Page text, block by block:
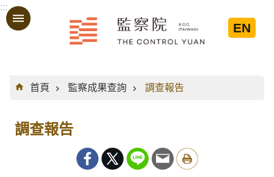
跳到主要內容區塊
:::
EN
:::
首頁
監察成果查詢 調查報告
調查報告